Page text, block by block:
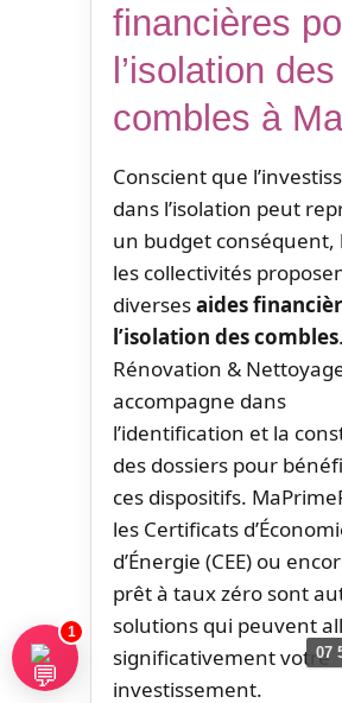
financières
l’isolation des
combles à
Conscient que
dans l’isolation peut
un budget conséquent,
les collectivités
diversesaides
l’isolation des combles
Rénovation &
accompagne dans
l’identification et la
des dossiers pour
ces dispositifs.
les Certificats
d’Énergie (CEE) ou
prêt à taux zéro sont
solutions qui peuvent
significativement votre
investissement.
07
1